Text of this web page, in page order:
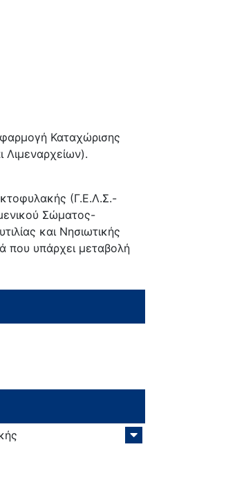
Καταχώρισης
(Γ.Ε.Λ.Σ.-
Σώματος-
και Νησιωτικής
που υπάρχει μεταβολή